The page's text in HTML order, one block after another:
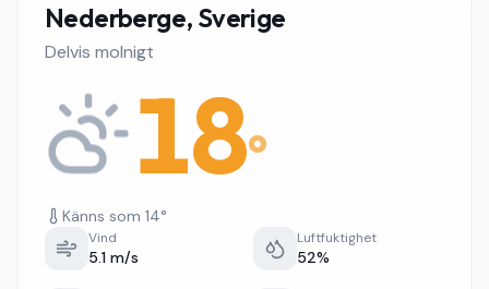
Nederberge, Sverige
Delvis molnigt
18°
Känns som 14°
Vind
5.1 m/s
Luftfuktighet
52%